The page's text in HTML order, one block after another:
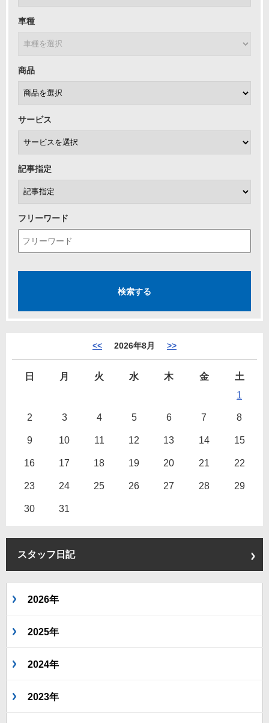
車種
商品
サービス
記事指定
フリーワード
<< 2026年8月 >>
日 月 火 水 木 金
土
1
2 3 4 5 6 7 8
9 10 11 12 13 14 15
16 17 18 19 20 21 22
23 24 25 26 27 28 29
30 31
スタッフ日記
2026年
2025年
2024年
2023年